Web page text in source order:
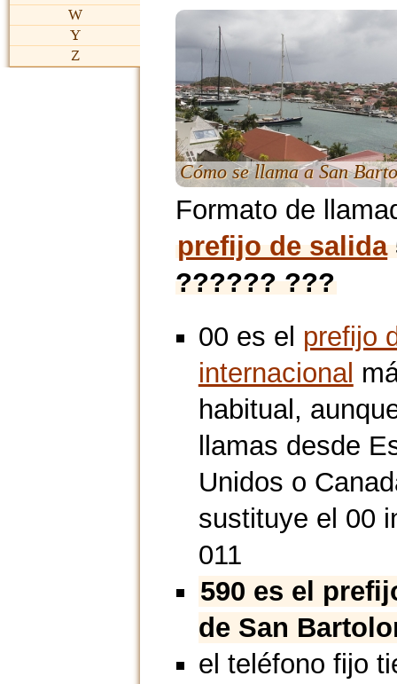
W
Y
Z
Cómo se llama a San
Formato de
prefijo de salida
?????? ???
00 es el prefijo
internacional
habitual,
llamas desde
Unidos o
sustituye el 00
011
590 es el
de San
el teléfono fijo